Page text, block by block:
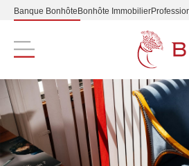
Banque Bonhôte Bonhôte Immobilier